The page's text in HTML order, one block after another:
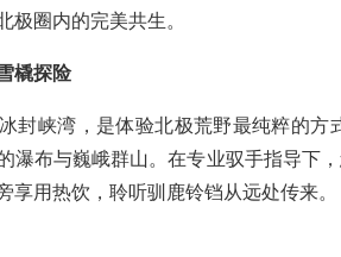
极圈内的完美共生。
橇探险
封峡湾，是体验北极荒野最纯粹的
瀑布与巍峨群山。在专业驭手指导下
享用热饮，聆听驯鹿铃铛从远处传来。